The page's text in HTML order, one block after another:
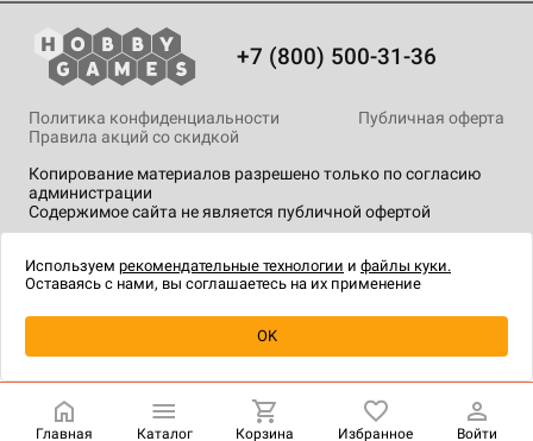
Купить
+7 (800) 500-31-36
Копирование материалов разрешено только по согласию
администрации
Содержимое сайта не является публичной офертой
Политика конфиденциальности
Публичная оферта
Правила акций со скидкой
технологии.
Главная Каталог Корзина Избранное Войти
Используем рекомендательные технологии и файлы куки.
Оставаясь с нами, вы соглашаетесь на их применение
OK